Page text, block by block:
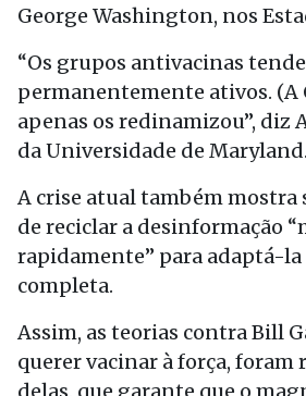
George Washington, nos
“Os grupos antivacinas
permanentemente ativos. (A
apenas os redinamizou”, diz
da Universidade de Maryland.
A crise atual também mostra
de reciclar a desinformação
rapidamente” para adaptá-la
completa.
Assim, as teorias contra Bill
querer vacinar à força, foram